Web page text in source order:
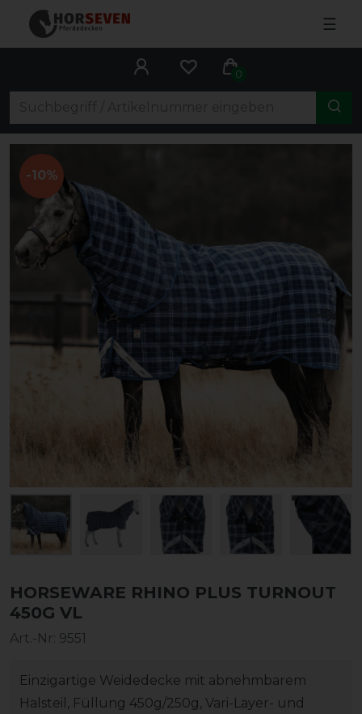
☰
0
-10%
HORSEWARE RHINO PLUS TURNOUT
450G VL
Art.-Nr: 9551
Einzigartige Weidedecke mit abnehmbarem
Halsteil, Füllung 450g/250g, Vari-Layer- und